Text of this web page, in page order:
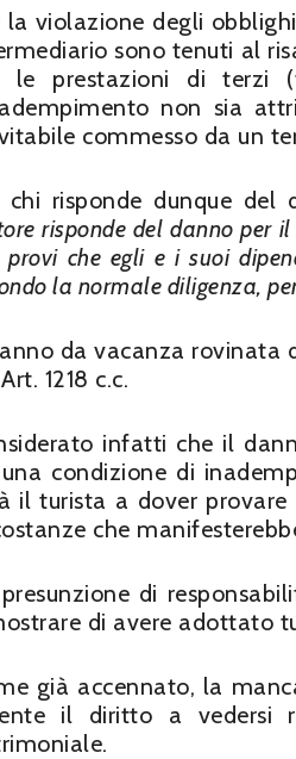
la violazione degli
sono tenuti al
le prestazioni di terzi
non sia
commesso da un
chi risponde dunque del
risponde del danno per
provi che egli e i suoi
la normale diligenza,
da vacanza rovinata
1218 c.c.
infatti che il
condizione di
il turista a dover
che
di
di avere adottato
già accennato, la
il diritto a vedersi